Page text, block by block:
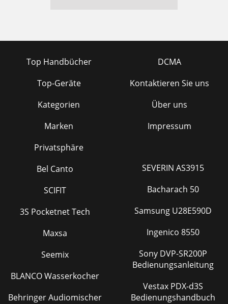
Top Handbücher
Top-Geräte
Kategorien
Marken
Privatsphäre
DCMA
Kontaktieren Sie uns
Über uns
Impressum
Bel Canto
SCIFIT
3S Pocketnet Tech
Maxsa
Seemix
BLANCO Wasserkocher
Behringer Audiomischer
SEVERIN AS3915
Bacharach 50
Samsung U28E590D
Ingenico 8550
Sony DVP-SR200P
Bedienungsanleitung
Vestax PDX-d3S
Bedienungshandbuch